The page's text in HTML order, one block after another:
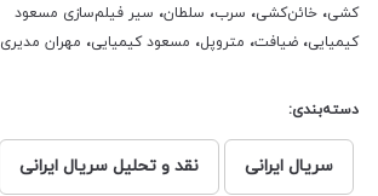
کشی، خائن‌کشی، سرب، سلطان، سیر فیلم‌سازی مسعود
کیمیایی، ضیافت، متروپل، مسعود کیمیایی، مهران مدیری
دسته‌بندی:
سریال ایرانی نقد و تحلیل سریال ایرانی